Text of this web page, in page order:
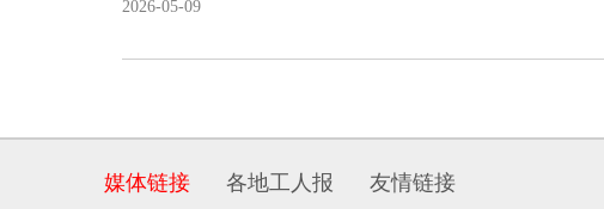
2026-05-09
媒体链接 各地工人报 友情链接